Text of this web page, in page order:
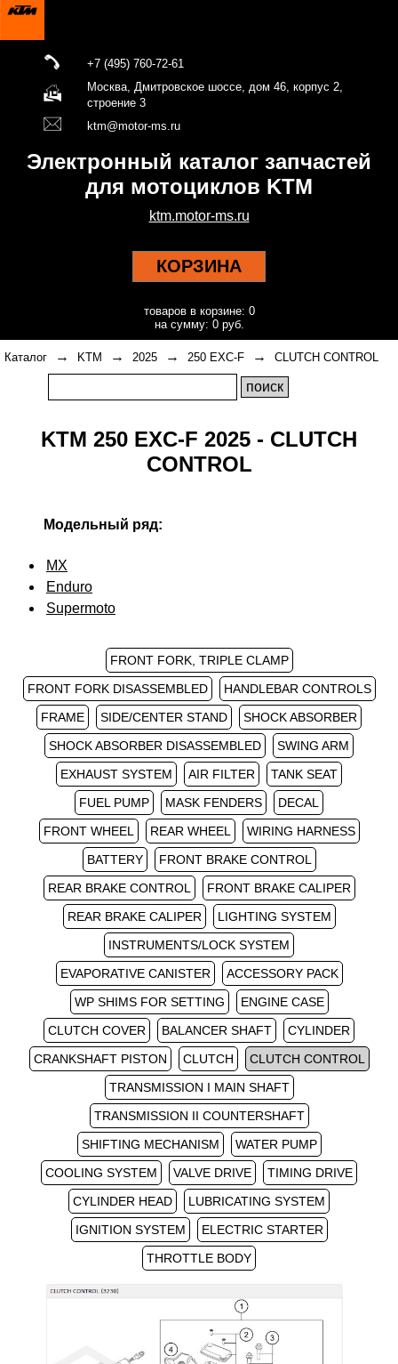
+7 (495) 760-72-61
Москва, Дмитровское шоссе, дом 46, корпус 2,
строение 3
ktm@motor-ms.ru
Электронный каталог запчастей
для мотоциклов KTM
ktm.motor-ms.ru
КОРЗИНА
товаров в корзине: 0
на сумму: 0 руб.
Каталог → KTM → 2025 → 250 EXC-F → CLUTCH CONTROL
KTM 250 EXC-F 2025 - CLUTCH
CONTROL
Модельный ряд:
MX
Enduro
Supermoto
FRONT FORK, TRIPLE CLAMP
FRONT FORK DISASSEMBLED
HANDLEBAR CONTROLS
FRAME
SIDE/CENTER STAND
SHOCK ABSORBER
SHOCK ABSORBER DISASSEMBLED
SWING ARM
EXHAUST SYSTEM
AIR FILTER
TANK SEAT
FUEL PUMP
MASK FENDERS
DECAL
FRONT WHEEL
REAR WHEEL
WIRING HARNESS
BATTERY
FRONT BRAKE CONTROL
REAR BRAKE CONTROL
FRONT BRAKE CALIPER
REAR BRAKE CALIPER
LIGHTING SYSTEM
INSTRUMENTS/LOCK SYSTEM
EVAPORATIVE CANISTER
ACCESSORY PACK
WP SHIMS FOR SETTING
ENGINE CASE
CLUTCH COVER
BALANCER SHAFT
CYLINDER
CRANKSHAFT PISTON
CLUTCH
CLUTCH CONTROL
TRANSMISSION I MAIN SHAFT
TRANSMISSION II COUNTERSHAFT
SHIFTING MECHANISM
WATER PUMP
COOLING SYSTEM
VALVE DRIVE
TIMING DRIVE
CYLINDER HEAD
LUBRICATING SYSTEM
IGNITION SYSTEM
ELECTRIC STARTER
THROTTLE BODY